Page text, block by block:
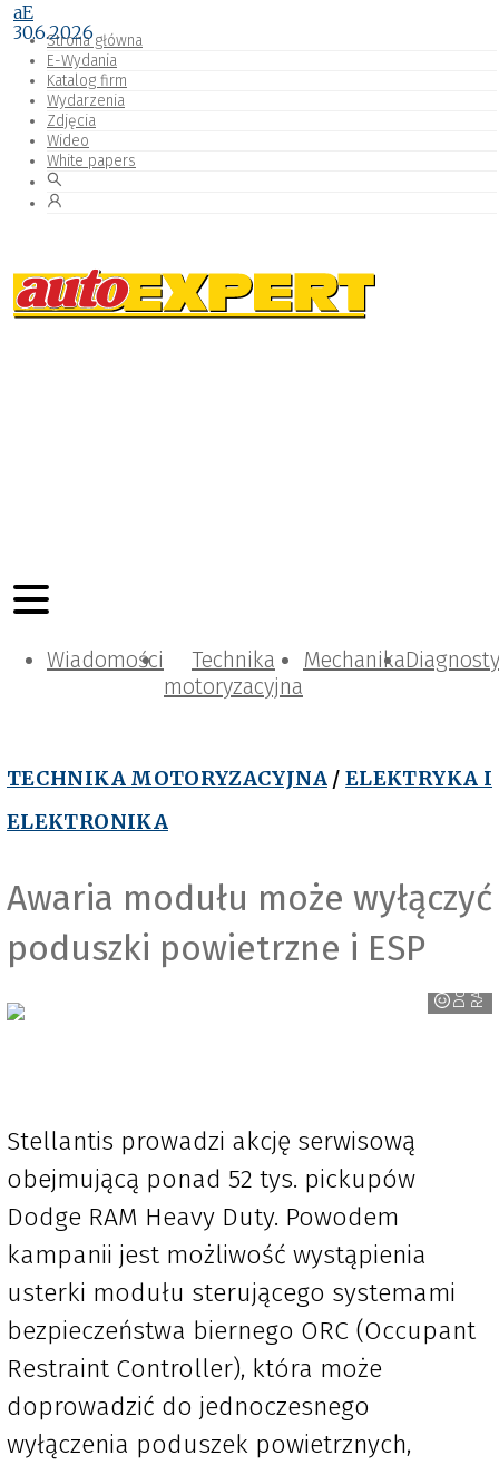
Strona główna
E-Wydania
Katalog firm
Wydarzenia
Zdjęcia
Wideo
White papers
Wiadomości
Technika
motoryzacyjna
Mechanika
TECHNIKA MOTORYZACYJNA / ELEKTRYKA I
ELEKTRONIKA
Awaria modułu może wyłączyć
poduszki powietrzne i ESP
D
o
g
d
e
R
AM
aE
30.6.2026
Stellantis prowadzi akcję serwisową
obejmującą ponad 52 tys. pickupów
Dodge RAM Heavy Duty. Powodem
kampanii jest możliwość wystąpienia
usterki modułu sterującego systemami
bezpieczeństwa biernego ORC (Occupant
Restraint Controller), która może
doprowadzić do jednoczesnego
wyłączenia poduszek powietrznych,